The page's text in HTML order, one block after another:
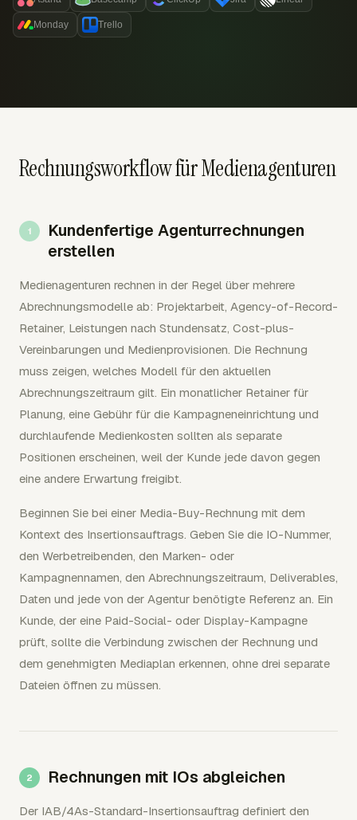
Monday Trello
Rechnungsworkflow für Medienagenturen
Kundenfertige Agenturrechnungen
erstellen
Medienagenturen rechnen in der Regel über mehrere
Abrechnungsmodelle ab: Projektarbeit, Agency-of-Record-
Retainer, Leistungen nach Stundensatz, Cost-plus-
Vereinbarungen und Medienprovisionen. Die Rechnung
muss zeigen, welches Modell für den aktuellen
Abrechnungszeitraum gilt. Ein monatlicher Retainer für
Planung, eine Gebühr für die Kampagneneinrichtung und
durchlaufende Medienkosten sollten als separate
Positionen erscheinen, weil der Kunde jede davon gegen
eine andere Erwartung freigibt.
Beginnen Sie bei einer Media-Buy-Rechnung mit dem
Kontext des Insertionsauftrags. Geben Sie die IO-Nummer,
den Werbetreibenden, den Marken- oder
Kampagnennamen, den Abrechnungszeitraum, Deliverables,
Daten und jede von der Agentur benötigte Referenz an. Ein
Kunde, der eine Paid-Social- oder Display-Kampagne
prüft, sollte die Verbindung zwischen der Rechnung und
dem genehmigten Mediaplan erkennen, ohne drei separate
Dateien öffnen zu müssen.
Rechnungen mit IOs abgleichen
Der IAB/4As-Standard-Insertionsauftrag definiert den